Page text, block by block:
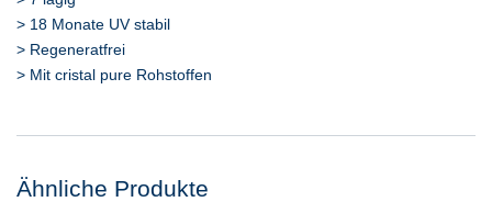
> 18 Monate UV stabil
> Regeneratfrei
> Mit cristal pure Rohstoffen
Ähnliche Produkte